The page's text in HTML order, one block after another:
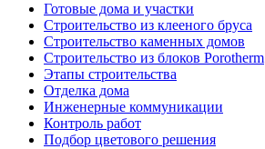
Готовые дома и участки
Строительство из клееного бруса
Строительство каменных домов
Строительство из блоков Porotherm
Этапы строительства
Отделка дома
Инженерные коммуникации
Контроль работ
Подбор цветового решения